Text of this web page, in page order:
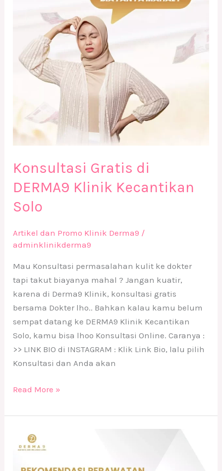
Konsultasi Gratis di
DERMA9 Klinik Kecantikan
Solo
Artikel dan Promo Klinik Derma9 /
adminklinikderma9
Mau Konsultasi permasalahan kulit ke dokter
tapi takut biayanya mahal ? Jangan kuatir,
karena di Derma9 Klinik, konsultasi gratis
bersama Dokter lho.. Bahkan kalau kamu belum
sempat datang ke DERMA9 Klinik Kecantikan
Solo, kamu bisa lhoo Konsultasi Online. Caranya :
>> LINK BIO di INSTAGRAM : Klik Link Bio, lalu pilih
Konsultasi dan Anda akan
Kecantikan
Read More »
Treatment
Kewanitaan